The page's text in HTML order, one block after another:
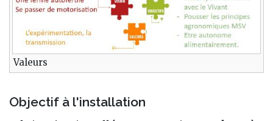
Valeurs
Objectif à l'installation